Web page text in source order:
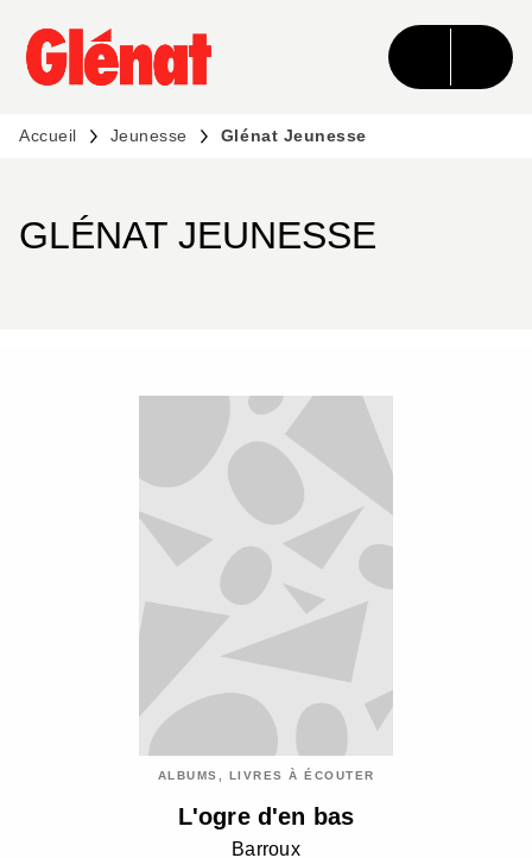
MENU RECHERCHE CONTENU
PIED DE PAGE
Accueil Jeunesse Glénat Jeunesse
GLÉNAT JEUNESSE
ALBUMS, LIVRES À ÉCOUTER
L'ogre d'en bas
Barroux